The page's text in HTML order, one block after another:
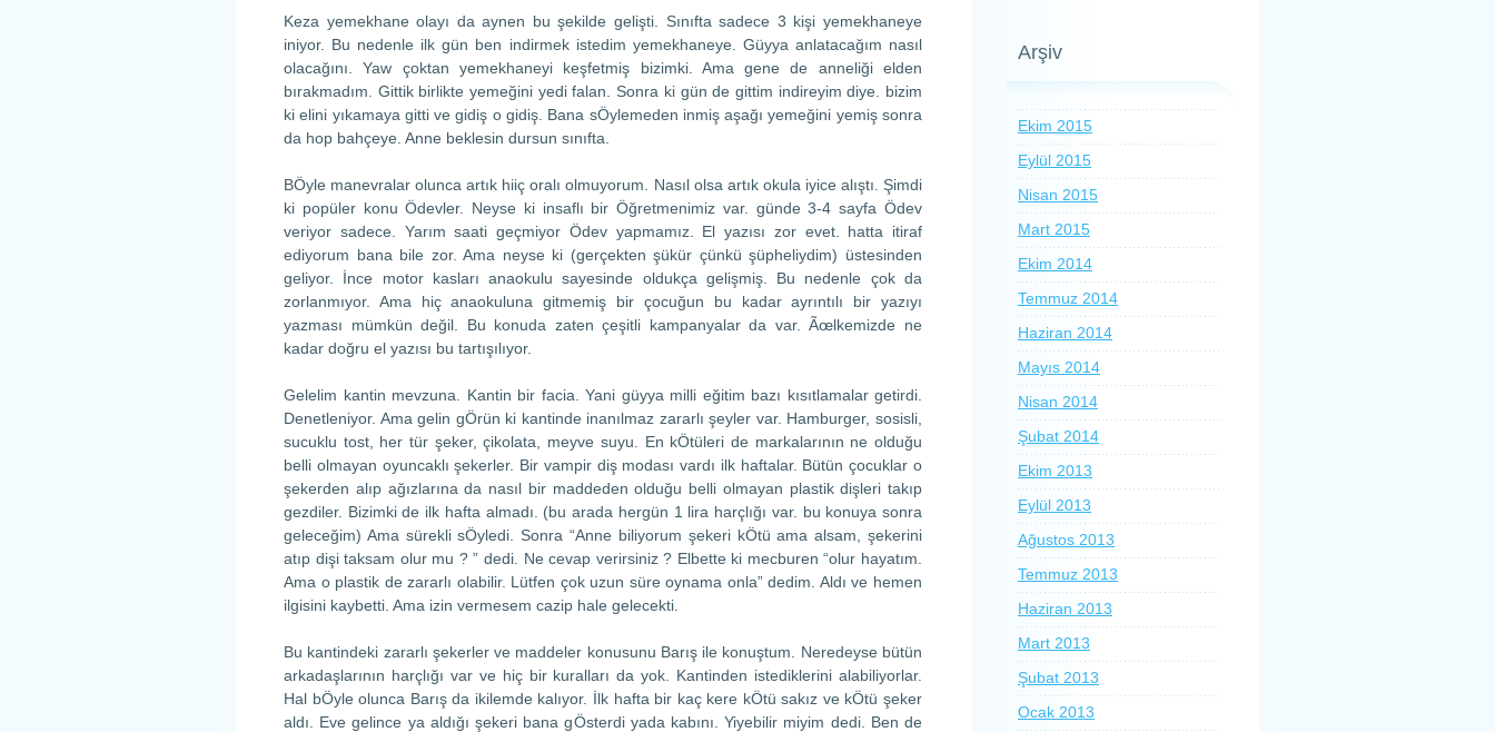
Keza yemekhane olayı da aynen bu şekilde gelişti. Sınıfta sadece 3 kişi yemekhaneye
iniyor. Bu nedenle ilk gün ben indirmek istedim yemekhaneye. Güyya anlatacağım nasıl
olacağını. Yaw çoktan yemekhaneyi keşfetmiş bizimki. Ama gene de anneliği elden
bırakmadım. Gittik birlikte yemeğini yedi falan. Sonra ki gün de gittim indireyim diye. bizim
ki elini yıkamaya gitti ve gidiş o gidiş. Bana sÖylemeden inmiş aşağı yemeğini yemiş sonra
da hop bahçeye. Anne beklesin dursun sınıfta.
BÖyle manevralar olunca artık hiiç oralı olmuyorum. Nasıl olsa artık okula iyice alıştı. Şimdi
ki popüler konu Ödevler. Neyse ki insaflı bir Öğretmenimiz var. günde 3-4 sayfa Ödev
veriyor sadece. Yarım saati geçmiyor Ödev yapmamız. El yazısı zor evet. hatta itiraf
ediyorum bana bile zor. Ama neyse ki (gerçekten şükür çünkü şüpheliydim) üstesinden
geliyor. İnce motor kasları anaokulu sayesinde oldukça gelişmiş. Bu nedenle çok da
zorlanmıyor. Ama hiç anaokuluna gitmemiş bir çocuğun bu kadar ayrıntılı bir yazıyı
yazması mümkün değil. Bu konuda zaten çeşitli kampanyalar da var. Ãœlkemizde ne
kadar doğru el yazısı bu tartışılıyor.
Gelelim kantin mevzuna. Kantin bir facia. Yani güyya milli eğitim bazı kısıtlamalar getirdi.
Denetleniyor. Ama gelin gÖrün ki kantinde inanılmaz zararlı şeyler var. Hamburger, sosisli,
sucuklu tost, her tür şeker, çikolata, meyve suyu. En kÖtüleri de markalarının ne olduğu
belli olmayan oyuncaklı şekerler. Bir vampir diş modası vardı ilk haftalar. Bütün çocuklar o
şekerden alıp ağızlarına da nasıl bir maddeden olduğu belli olmayan plastik dişleri takıp
gezdiler. Bizimki de ilk hafta almadı. (bu arada hergün 1 lira harçlığı var. bu konuya sonra
geleceğim) Ama sürekli sÖyledi. Sonra “Anne biliyorum şekeri kÖtü ama alsam, şekerini
atıp dişi taksam olur mu ? ” dedi. Ne cevap verirsiniz ? Elbette ki mecburen “olur hayatım.
Ama o plastik de zararlı olabilir. Lütfen çok uzun süre oynama onla” dedim. Aldı ve hemen
ilgisini kaybetti. Ama izin vermesem cazip hale gelecekti.
Bu kantindeki zararlı şekerler ve maddeler konusunu Barış ile konuştum. Neredeyse bütün
arkadaşlarının harçlığı var ve hiç bir kuralları da yok. Kantinden istediklerini alabiliyorlar.
Hal bÖyle olunca Barış da ikilemde kalıyor. İlk hafta bir kaç kere kÖtü sakız ve kÖtü şeker
aldı. Eve gelince ya aldığı şekeri bana gÖsterdi yada kabını. Yiyebilir miyim dedi. Ben de
Arşiv
Ekim 2015
Eylül 2015
Nisan 2015
Mart 2015
Ekim 2014
Temmuz 2014
Haziran 2014
Mayıs 2014
Nisan 2014
Şubat 2014
Ekim 2013
Eylül 2013
Ağustos 2013
Temmuz 2013
Haziran 2013
Mart 2013
Şubat 2013
Ocak 2013